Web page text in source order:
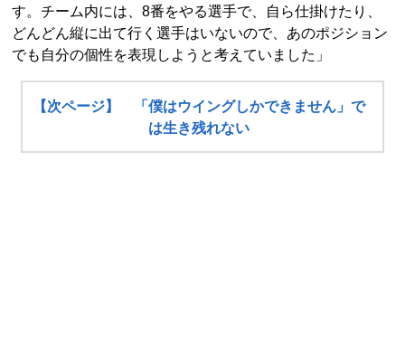
す。チーム内には、8番をやる選手で、自ら仕掛けたり、
どんどん縦に出て行く選手はいないので、あのポジション
でも自分の個性を表現しようと考えていました」
【次ページ】 「僕はウイングしかできません」で
は生き残れない